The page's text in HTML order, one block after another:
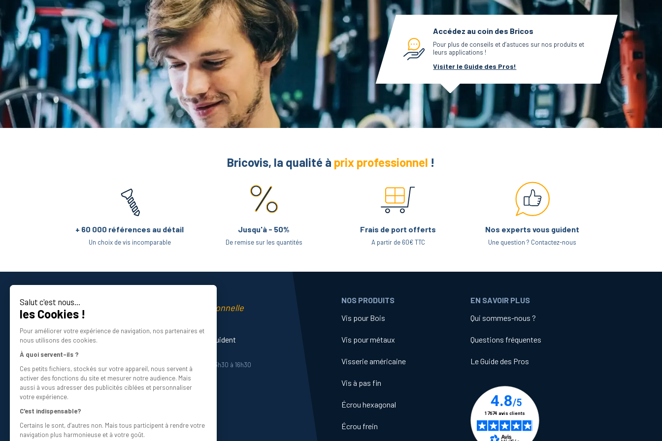
Salut c'est nous...
les Cookies !
Pour améliorer votre expérience de navigation, nos partenaires et
nous utilisons des cookies.
À quoi servent-ils ?
Ces petits fichiers, stockés sur votre appareil, nous servent à
activer des fonctions du site et mesurer notre audience. Mais
aussi à vous adresser des publicités ciblées et personnaliser
votre expérience.
C'est indispensable?
Certains le sont, d’autres non. Mais tous participent à rendre votre
navigation plus harmonieuse et à votre goût.
Accédez au coin des Bricos
Pour plus de conseils et d’astuces sur nos produits et
leurs applications !
Visiter le Guide des Pros!
Bricovis, la qualité à prix professionnel !
+ 60 000 références au détail
Un choix de vis incomparable
Jusqu'à - 50%
De remise sur les quantités
Frais de port offerts
A partir de 60€ TTC
Nos experts vous guident
Une question ? Contactez-nous
La qualité professionnelle
Besoin d’aide ? Nos experts vous guident
Du lundi au vendredi de 8h30 à 12h30 et 13h30 à 16h30
Écrivez-nous
info@bricovis.fr
Suivez-nous sur les réseaux !
NOS PRODUITS
Vis pour Bois
Vis pour métaux
Visserie américaine
Vis à pas fin
Écrou hexagonal
Écrou frein
EN SAVOIR PLUS
Qui sommes-nous ?
Questions fréquentes
Le Guide des Pros